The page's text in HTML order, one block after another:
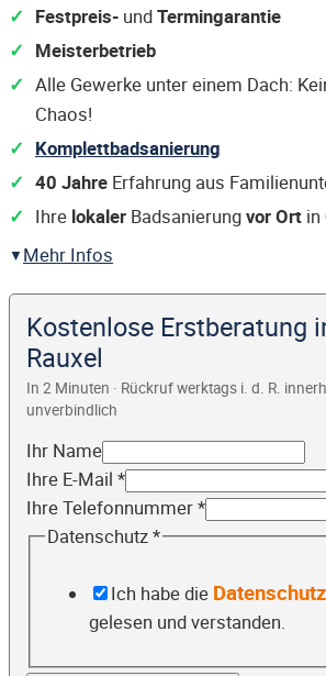
Festpreis- undTermingarantie
Meisterbetrieb
Alle Gewerke unter einem Dach:
Chaos!
Komplettbadsanierung
40 Jahre Erfahrung aus
Ihre lokaler Badsanierungvor Ort in
Mehr Infos
Kostenlose Erstberatung
Rauxel
In 2 Minuten · Rückruf werktags i. d. R.
unverbindlich
Ihr Name
Ihre E-Mail *
Ihre Telefonnummer*
Datenschutz*
Ich habe die
gelesen und verstanden.